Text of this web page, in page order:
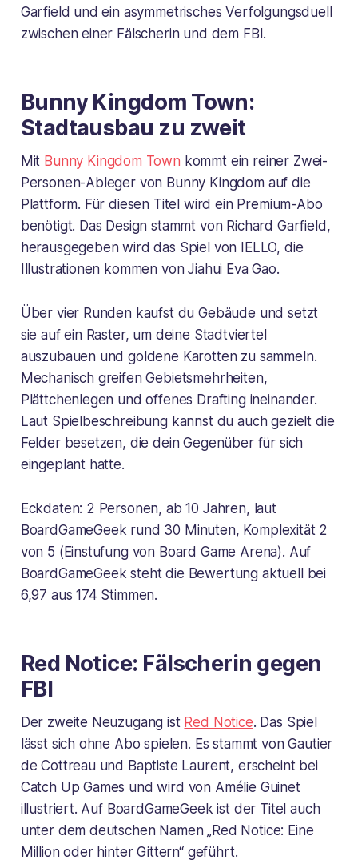
Garfield und ein asymmetrisches Verfolgungsduell
zwischen einer Fälscherin und dem FBI.
Bunny Kingdom Town:
Stadtausbau zu zweit
Mit Bunny Kingdom Town kommt ein reiner Zwei-
Personen-Ableger von Bunny Kingdom auf die
Plattform. Für diesen Titel wird ein Premium-Abo
benötigt. Das Design stammt von Richard Garfield,
herausgegeben wird das Spiel von IELLO, die
Illustrationen kommen von Jiahui Eva Gao.
Über vier Runden kaufst du Gebäude und setzt
sie auf ein Raster, um deine Stadtviertel
auszubauen und goldene Karotten zu sammeln.
Mechanisch greifen Gebietsmehrheiten,
Plättchenlegen und offenes Drafting ineinander.
Laut Spielbeschreibung kannst du auch gezielt die
Felder besetzen, die dein Gegenüber für sich
eingeplant hatte.
Eckdaten: 2 Personen, ab 10 Jahren, laut
BoardGameGeek rund 30 Minuten, Komplexität 2
von 5 (Einstufung von Board Game Arena). Auf
BoardGameGeek steht die Bewertung aktuell bei
6,97 aus 174 Stimmen.
Red Notice: Fälscherin gegen
FBI
Der zweite Neuzugang ist Red Notice. Das Spiel
lässt sich ohne Abo spielen. Es stammt von Gautier
de Cottreau und Baptiste Laurent, erscheint bei
Catch Up Games und wird von Amélie Guinet
illustriert. Auf BoardGameGeek ist der Titel auch
unter dem deutschen Namen „Red Notice: Eine
Million oder hinter Gittern“ geführt.